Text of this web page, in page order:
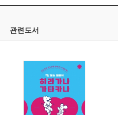
관련도서